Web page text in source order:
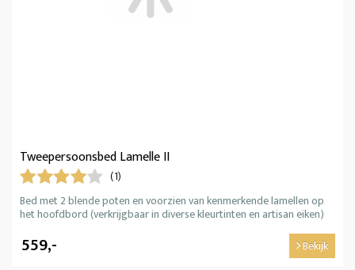
Tweepersoonsbed Lamelle II
(1)
Bed met 2 blende poten en voorzien van kenmerkende lamellen op
het hoofdbord (verkrijgbaar in diverse kleurtinten en artisan eiken)
559,- Bekijk